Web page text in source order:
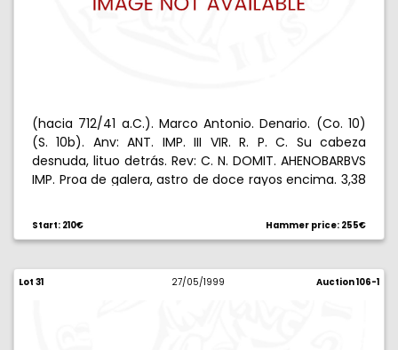
(hacia 712/41 a.C.). Marco Antonio. Denario. (Co. 10)
(S. 10b). Anv: ANT. IMP. III VIR. R. P. C. Su cabeza
desnuda, lituo detrás. Rev: C. N. DOMIT. AHENOBARBVS
IMP. Proa de galera, astro de doce rayos encima. 3,38
Start: 210€ Hammer price: 255€
Lot 31 27/05/1999 Auction 106-1